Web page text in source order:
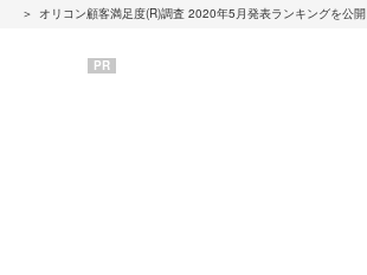
オリコン顧客満足度(R)調査 2020年5月発表ランキングを公開
PR